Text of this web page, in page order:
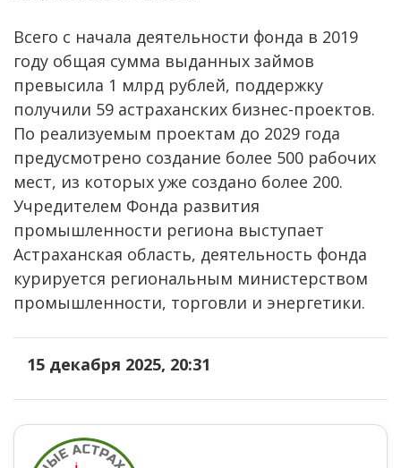
Всего с начала деятельности фонда в 2019
году общая сумма выданных займов
превысила 1 млрд рублей, поддержку
получили 59 астраханских бизнес-проектов.
По реализуемым проектам до 2029 года
предусмотрено создание более 500 рабочих
мест, из которых уже создано более 200.
Учредителем Фонда развития
промышленности региона выступает
Астраханская область, деятельность фонда
курируется региональным министерством
промышленности, торговли и энергетики.
15 декабря 2025, 20:31